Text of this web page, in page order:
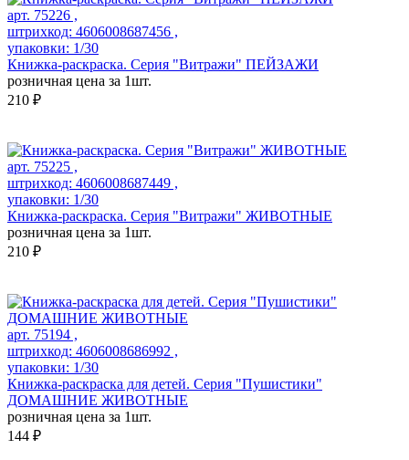
арт. 75226 ,
штрихкод: 4606008687456 ,
упаковки: 1/30
Книжка-раскраска. Серия "Витражи" ПЕЙЗАЖИ
розничная цена за 1шт.
210 ₽
арт. 75225 ,
штрихкод: 4606008687449 ,
упаковки: 1/30
Книжка-раскраска. Серия "Витражи" ЖИВОТНЫЕ
розничная цена за 1шт.
210 ₽
арт. 75194 ,
штрихкод: 4606008686992 ,
упаковки: 1/30
Книжка-раскраска для детей. Серия "Пушистики"
ДОМАШНИЕ ЖИВОТНЫЕ
розничная цена за 1шт.
144 ₽